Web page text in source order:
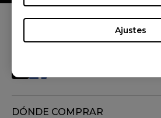
Ajustes
DÓNDE COMPRAR